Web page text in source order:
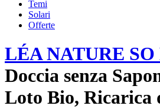
Temi
Solari
Offerte
LÉA NATURE SO
Doccia senza
Loto Bio, Ricarica